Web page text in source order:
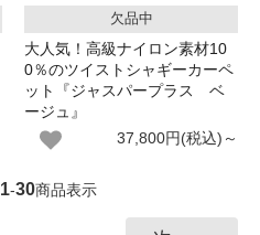
欠品中
大人気！高級ナイロン素材10
0％のツイストシャギーカーペ
ット『ジャスパープラス ベ
ージュ』
37,800円(税込)～
1-30商品表示